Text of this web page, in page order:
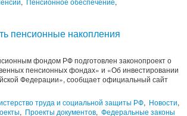
пенсионные накопления
фондом РФ подготовлен законопроект о
пенсионных фондах» и «Об инвестировании
Федерации», сообщает официальный сайт
труда и социальной защиты РФ, Новости,
, Проекты документов, Федеральные законы